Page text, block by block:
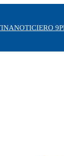
NOTICIERO 9